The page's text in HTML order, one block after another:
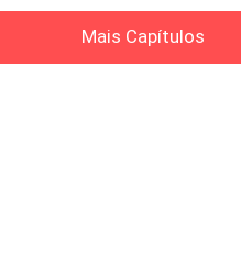
Mais Capítulos